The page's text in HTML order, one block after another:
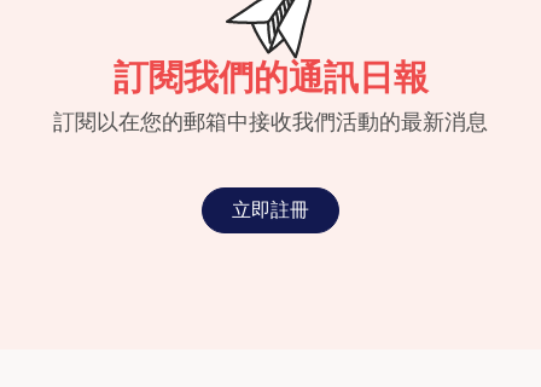
訂閱我們的通訊日報
訂閱以在您的郵箱中接收我們活動的最新消息
立即註冊